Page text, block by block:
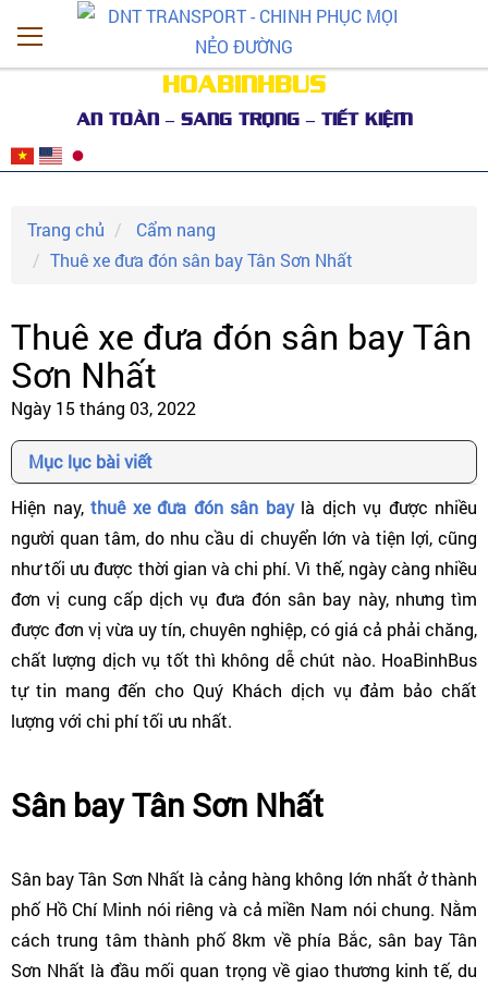
HOABINHBUS
AN TOÀN – SANG TRỌNG – TIẾT KIỆM
Trang chủ
Cẩm nang
Thuê xe đưa đón sân bay Tân Sơn Nhất
Thuê xe đưa đón sân bay Tân
Sơn Nhất
Ngày 15 tháng 03, 2022
Mục lục bài viết
Hiện nay, thuê xe đưa đón sân baylà dịch vụ được nhiều
người quan tâm, do nhu cầu di chuyển lớn và tiện lợi, cũng
như tối ưu được thời gian và chi phí. Vì thế, ngày càng nhiều
đơn vị cung cấp dịch vụ đưa đón sân bay này, nhưng tìm
được đơn vị vừa uy tín, chuyên nghiệp, có giá cả phải chăng,
chất lượng dịch vụ tốt thì không dễ chút nào. HoaBinhBus
tự tin mang đến cho Quý Khách dịch vụ đảm bảo chất
lượng với chi phí tối ưu nhất.
Sân bay Tân Sơn Nhất
Sân bay Tân Sơn Nhất là cảng hàng không lớn nhất ở thành
phố Hồ Chí Minh nói riêng và cả miền Nam nói chung. Nằm
cách trung tâm thành phố 8km về phía Bắc, sân bay Tân
Sơn Nhất là đầu mối quan trọng về giao thương kinh tế, du